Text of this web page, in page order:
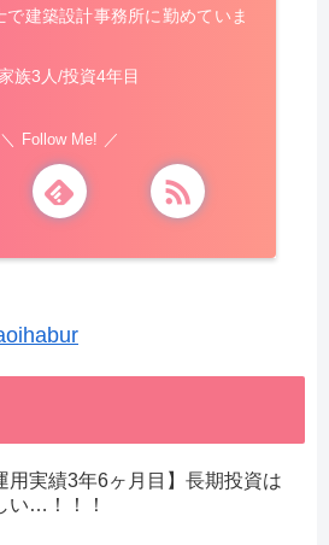
で建築設計事務所に勤めていま
族3人/投資4年目
Follow Me!
用実績3年6ヶ月目】長期投資は
い…！！！